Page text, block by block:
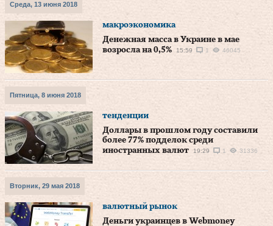
Среда, 13 июня 2018
макроэкономика
Денежная масса в Украине в мае
возросла на 0,5%
15:59 1 46045
Пятница, 8 июня 2018
тенденции
Доллары в прошлом году составили
более 77% подделок среди
иностранных валют
19:29 1 31336
Вторник, 29 мая 2018
валютный рынок
Деньги украинцев в Webmoney